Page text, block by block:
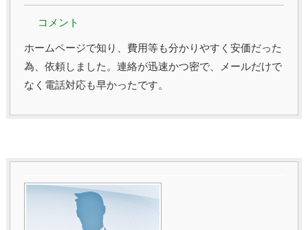
コメント
ホームページで知り、費用等も分かりやすく安価だった
為、依頼しました。連絡が迅速かつ密で、メールだけで
なく電話対応も早かったです。